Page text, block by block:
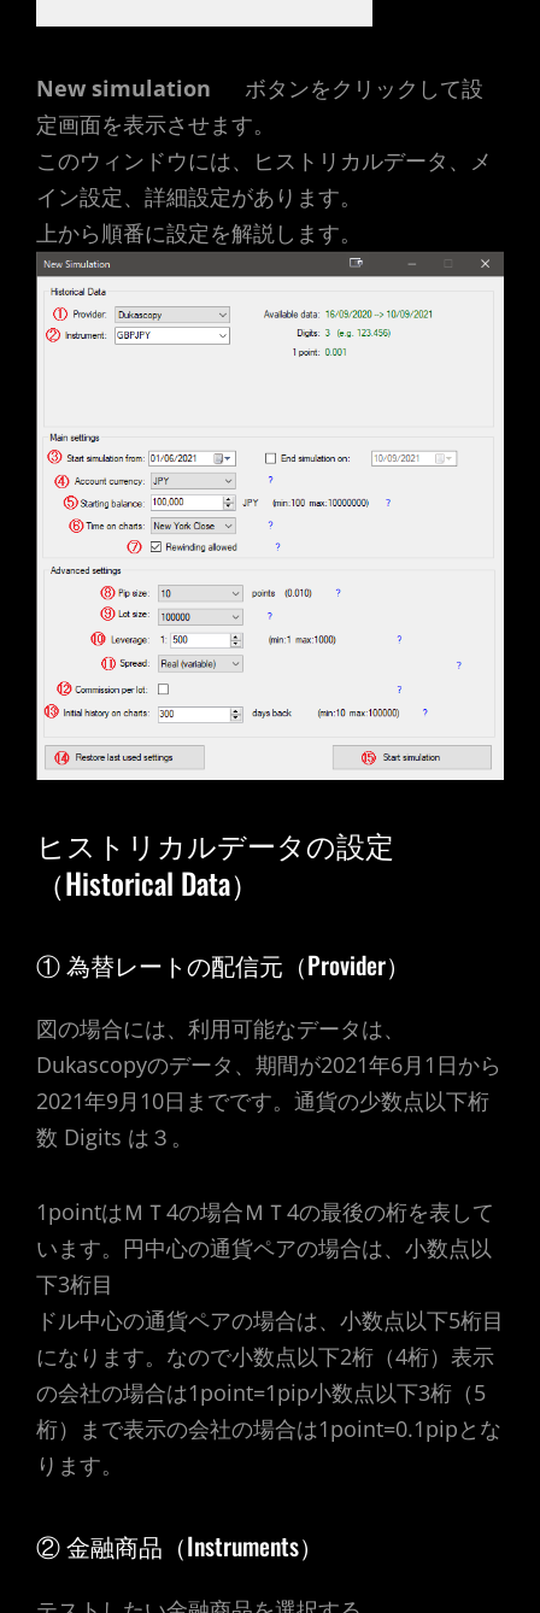
New simulation ボタンをクリックして設
定画面を表示させます。
このウィンドウには、ヒストリカルデータ、メ
イン設定、詳細設定があります。
上から順番に設定を解説します。
ヒストリカルデータの設定
（Historical Data）
① 為替レートの配信元（Provider）
図の場合には、利用可能なデータは、
Dukascopyのデータ、期間が2021年6月1日から
2021年9月10日までです。通貨の少数点以下桁
数 Digits は３。
1pointはＭＴ4の場合ＭＴ4の最後の桁を表して
います。円中心の通貨ペアの場合は、小数点以
下3桁目
ドル中心の通貨ペアの場合は、小数点以下5桁目
になります。なので小数点以下2桁（4桁）表示
の会社の場合は1point=1pip小数点以下3桁（5
桁）まで表示の会社の場合は1point=0.1pipとな
ります。
② 金融商品（Instruments）